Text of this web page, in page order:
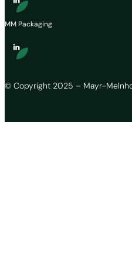
© Copyright 2025 – Mayr-
MM Packaging